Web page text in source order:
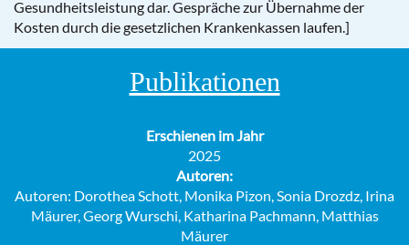
Gesundheitsleistung dar. Gespräche zur Übernahme der
Kosten durch die gesetzlichen Krankenkassen laufen.]
Publikationen
Erschienen im Jahr
2025
Autoren:
Autoren: Dorothea Schott, Monika Pizon, Sonia Drozdz, Irina
Mäurer, Georg Wurschi, Katharina Pachmann, Matthias
Mäurer